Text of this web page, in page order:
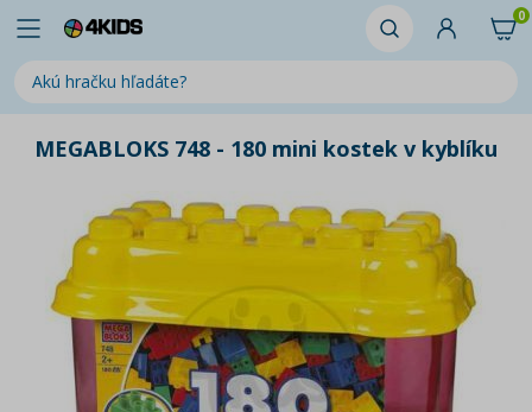
0
MEGABLOKS 748 - 180 mini kostek v kyblíku